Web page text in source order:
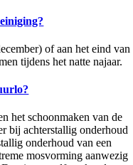
of aan het eind van
tijdens het natte najaar.
het schoonmaken van de
bij achterstallig onderhoud
onderhoud van een
mosvorming aanwezig